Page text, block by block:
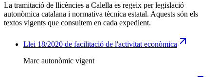
La tramitació de llicències a Calella es regeix per legislació
autonòmica catalana i normativa tècnica estatal. Aquests són els
textos vigents que consultem en cada expedient.
Llei 18/2020 de facilitació de l'activitat econòmica
Marc autonòmic vigent